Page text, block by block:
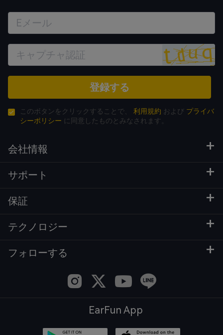
登録する
このボタンをクリックすることで、 利用規約 および プライバ
シーポリシー に同意したものとみなされます。
会社情報
サポート
保証
テクノロジー
フォローする
EarFun App